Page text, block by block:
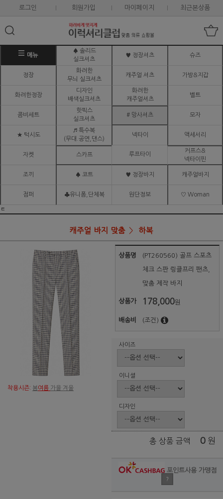
로그인 회원가입 마이페이지 최근본상품
메뉴
♠ 솔리드
실크셔츠
♥ 정장셔츠 슈즈
정장
화려한
무늬 실크셔츠
캐주얼 셔츠 가방&지갑
화려한정장
디자인
배색실크셔츠
화려한
캐주얼셔츠
벨트
콤비세트
핫픽스
실크셔츠
# 망사셔츠 모자
★ 턱시도
♬ 특수복
(무대.공연,댄스)
넥타이 액세서리
자켓 스카프 루프타이
커프스&
넥타이핀
조끼 ♠ 코트 ♥ 정장바지 캐주얼바지
점퍼 ♣유니폼,단체복 원단정보 ♡ Woman
ㅌ
캐주얼 바지 맞춤 하복
착용시즌: 봄 여름 가을 겨울
상품명 (PT260560) 골프 스포츠
체크 스판 링클프리 팬츠,
맞춤 제작 바지
상품가 178,000원
배송비 (조건)
사이즈
이니셜
디자인
총 상품 금액 0 원
포인트사용 가맹점
?